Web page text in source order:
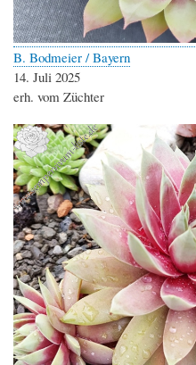
B. Bodmeier / Bayern
14. Juli 2025
erh. vom Züchter